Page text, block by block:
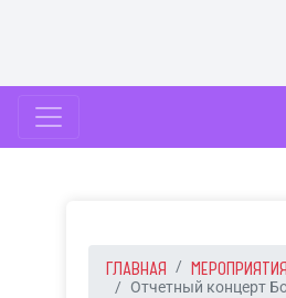
ГЛАВНАЯ МЕРОПРИЯТИЯ
Отчетный концерт